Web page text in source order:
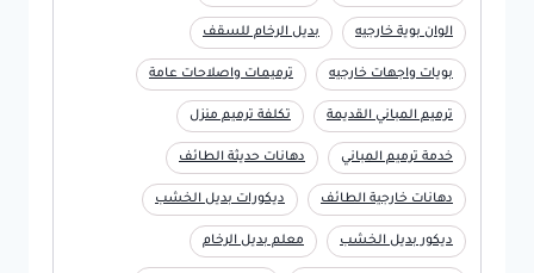
الوان بوية خارجيه بديل الرخام للسقف
بويات واجهات خارجيه ترميمات واصلاحات عامة
ترميم المباني القديمة تكلفة ترميم منزل
خدمة ترميم المباني دهانات حديثة الطائف
دهانات خارجية الطائف ديكورات بديل الخشب
ديكور بديل الخشب معلم بديل الرخام